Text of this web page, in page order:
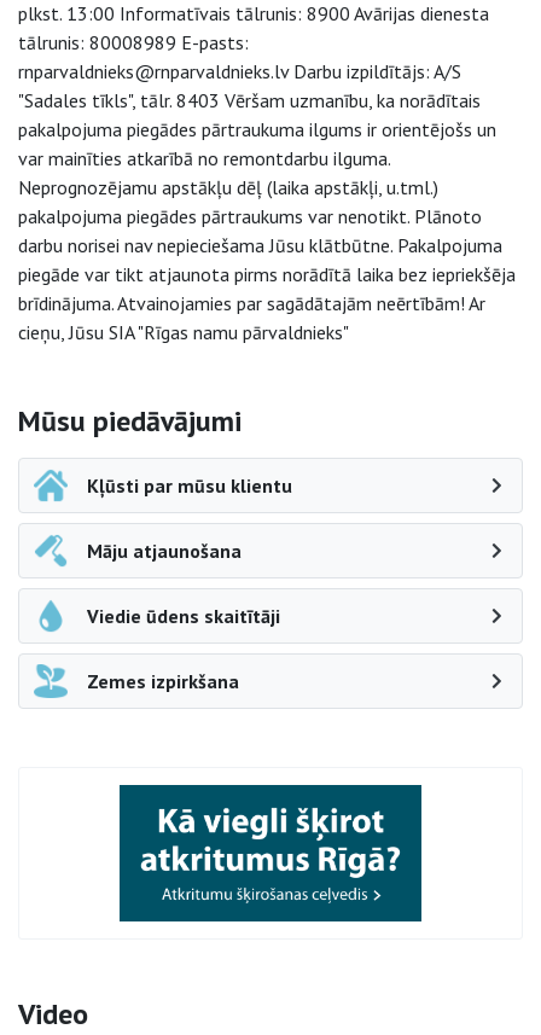
plkst. 13:00 Informatīvais tālrunis: 8900 Avārijas dienesta
tālrunis: 80008989 E-pasts:
rnparvaldnieks@rnparvaldnieks.lv Darbu izpildītājs: A/S
"Sadales tīkls", tālr. 8403 Vēršam uzmanību, ka norādītais
pakalpojuma piegādes pārtraukuma ilgums ir orientējošs un
var mainīties atkarībā no remontdarbu ilguma.
Neprognozējamu apstākļu dēļ (laika apstākļi, u.tml.)
pakalpojuma piegādes pārtraukums var nenotikt. Plānoto
darbu norisei nav nepieciešama Jūsu klātbūtne. Pakalpojuma
piegāde var tikt atjaunota pirms norādītā laika bez iepriekšēja
brīdinājuma. Atvainojamies par sagādātajām neērtībām! Ar
cieņu, Jūsu SIA "Rīgas namu pārvaldnieks"
Sāna navigācija
Mūsu piedāvājumi
Kļūsti par mūsu klientu
Māju atjaunošana
Viedie ūdens skaitītāji
Zemes izpirkšana
Video